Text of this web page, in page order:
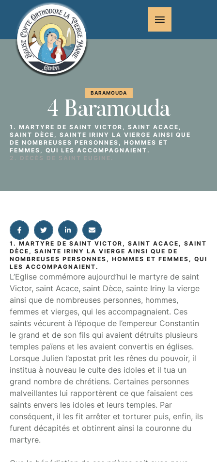
BARAMOUDA
4 Baramouda
1. MARTYRE DE SAINT VICTOR, SAINT ACACE,
SAINT DÈCE, SAINTE IRINY LA VIERGE AINSI QUE
DE NOMBREUSES PERSONNES, HOMMES ET
FEMMES, QUI LES ACCOMPAGNAIENT.
2. DÉCÈS DE SAINT EUGINE.
1. MARTYRE DE SAINT VICTOR, SAINT ACACE, SAINT
DÈCE, SAINTE IRINY LA VIERGE AINSI QUE DE
NOMBREUSES PERSONNES, HOMMES ET FEMMES, QUI
LES ACCOMPAGNAIENT.
L’Eglise commémore aujourd’hui le martyre de saint
Victor, saint Acace, saint Dèce, sainte Iriny la vierge
ainsi que de nombreuses personnes, hommes,
femmes et vierges, qui les accompagnaient. Ces
saints vécurent à l’époque de l’empereur Constantin
le grand et de son fils qui avaient détruits plusieurs
temples païens et les avaient convertis en églises.
Lorsque Julien l’apostat prit les rênes du pouvoir, il
institua à nouveau le culte des idoles et il tua un
grand nombre de chrétiens. Certaines personnes
malveillantes lui rapportèrent ce que faisaient ces
saints envers les idoles et leurs temples. Par
conséquent, il les fit arrêter et torturer puis, enfin, ils
furent décapités et obtinrent ainsi la couronne du
martyre.